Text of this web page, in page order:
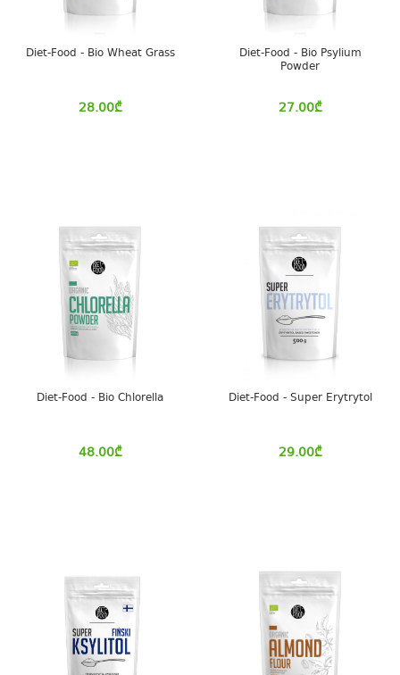
Diet-Food - Bio Wheat Grass
28.00₾
Diet-Food - Bio Psylium
Powder
27.00₾
Diet-Food - Bio Chlorella
48.00₾
Diet-Food - Super Erytrytol
29.00₾